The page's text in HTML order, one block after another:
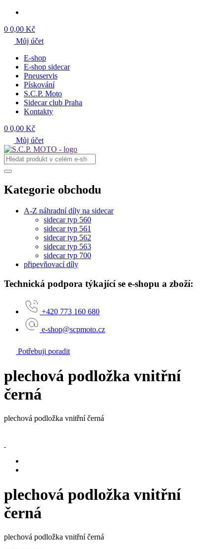
0 0,00 Kč
Můj účet
E-shop
E-shop sidecar
Pneuservis
Pískování
S.C.P. Moto
Sidecar club Praha
Kontakty
0 0,00 Kč
Můj účet
Kategorie obchodu
A-Z náhradní díly na sidecar
sidecar typ 560
sidecar typ 561
sidecar typ 562
sidecar typ 563
sidecar typ 700
připevňovací díly
Technická podpora týkající se e-shopu a zboží:
+420 773 160 680
e-shop@scpmoto.cz
Potřebuji poradit
plechová podložka vnitřní
černá
plechová podložka vnitřní černá
plechová podložka vnitřní
černá
plechová podložka vnitřní černá